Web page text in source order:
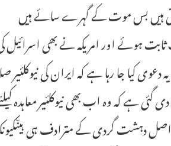
ہیں بس موت کے گہرے سائے ہیں
ہوئے اور امریکہ نے بھی اسرائیل
یہ دعوی کیا جا رہا ہے کہ ایران کی
گئی ہے کہ وہ اب بھی نیوکلئیر معاہدہ
اصل دہشت گردی کے مترادف ہی